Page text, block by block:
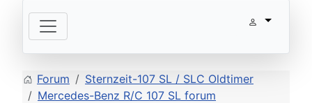
Forum
Sternzeit-107 SL / SLC Oldtimer
Mercedes-Benz R/C 107 SL forum